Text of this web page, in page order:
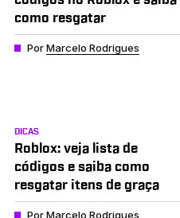
como resgatar
PorMarcelo Rodrigues
DICAS
Roblox: veja lista de
códigos e saiba como
resgatar itens de graça
PorMarcelo Rodrigues